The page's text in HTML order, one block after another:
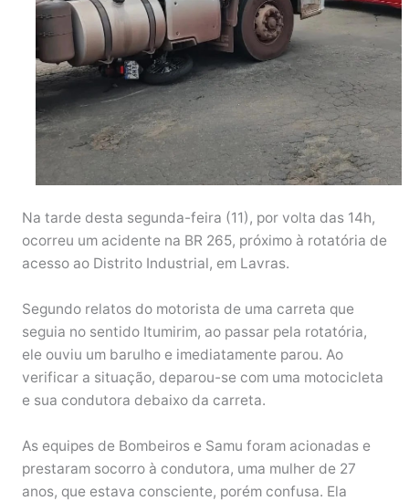
Na tarde desta segunda-feira (11), por volta das 14h,
ocorreu um acidente na BR 265, próximo à rotatória de
acesso ao Distrito Industrial, em Lavras.
Segundo relatos do motorista de uma carreta que
seguia no sentido Itumirim, ao passar pela rotatória,
ele ouviu um barulho e imediatamente parou. Ao
verificar a situação, deparou-se com uma motocicleta
e sua condutora debaixo da carreta.
As equipes de Bombeiros e Samu foram acionadas e
prestaram socorro à condutora, uma mulher de 27
anos, que estava consciente, porém confusa. Ela